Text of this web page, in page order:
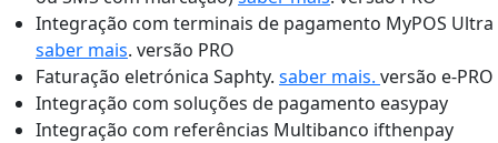
Integração com terminais de pagamento MyPOS Ultra
saber mais. versão PRO
Faturação eletrónica Saphty. saber mais. versão e-PRO
Integração com soluções de pagamento easypay
Integração com referências Multibanco ifthenpay